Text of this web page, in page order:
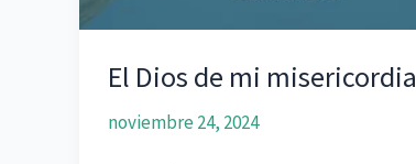
El Dios de mi misericordia
noviembre 24, 2024